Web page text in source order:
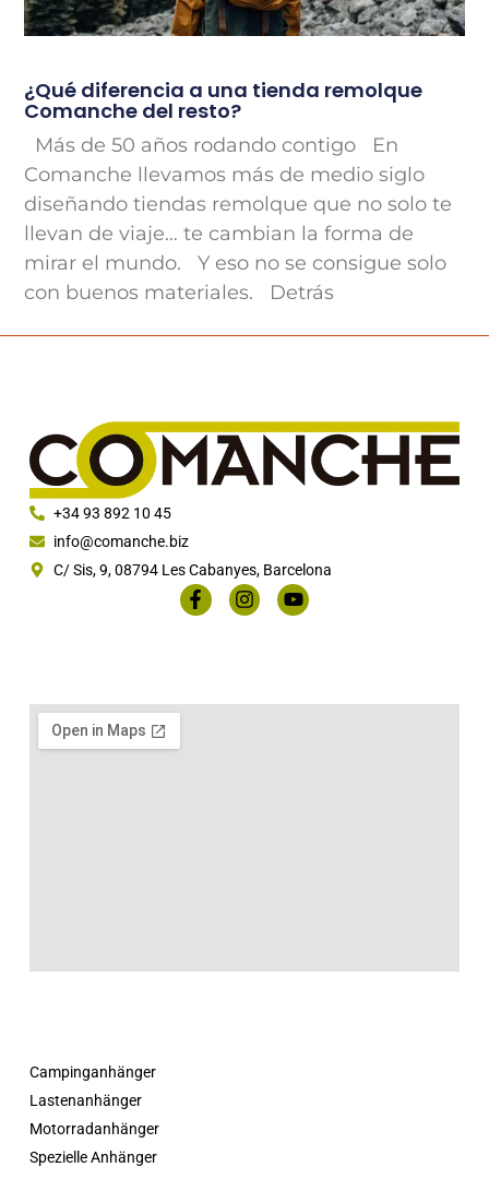
¿Qué diferencia a una tienda remolque
Comanche del resto?
Más de 50 años rodando contigo En
Comanche llevamos más de medio siglo
diseñando tiendas remolque que no solo te
llevan de viaje… te cambian la forma de
mirar el mundo. Y eso no se consigue solo
con buenos materiales. Detrás
+34 93 892 10 45
info@comanche.biz
C/ Sis, 9, 08794 Les Cabanyes, Barcelona
Campinganhänger
Lastenanhänger
Motorradanhänger
Spezielle Anhänger